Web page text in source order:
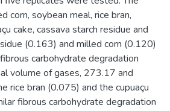
corn, soybean meal, rice bran,
cake, cassava starch residue and
(0.163) and milled corn (0.120)
carbohydrate degradation
volume of gases, 273.17 and
rice bran (0.075) and the cupuaçu
fibrous carbohydrate degradation